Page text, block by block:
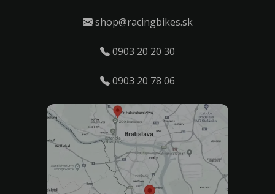
shop@racingbikes.sk
0903 20 20 30
0903 20 78 06